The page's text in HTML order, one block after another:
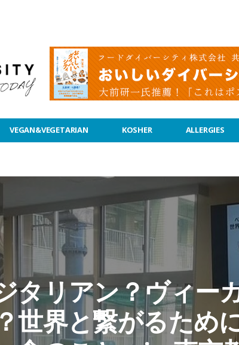
VEGAN&VEGETARIAN KOSHER ALLERGIES
タリアン？ヴィー
世界と繋がるため